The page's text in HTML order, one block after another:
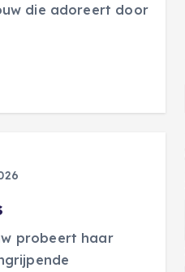
die adoreert door
probeert haar